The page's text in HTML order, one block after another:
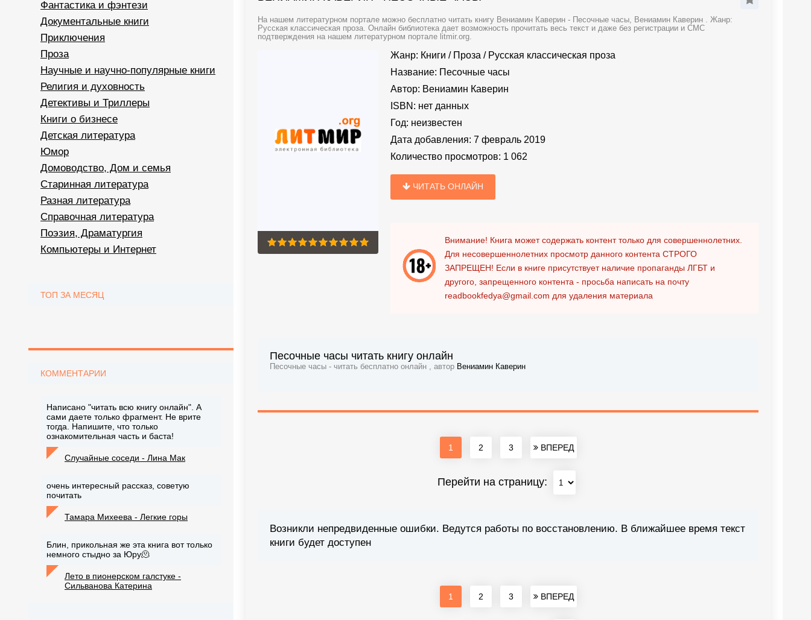
На нашем литературном портале можно бесплатно читать книгу Вениамин Каверин - Песочные часы, Вениамин Каверин . Жанр:
Русская классическая проза. Онлайн библиотека дает возможность прочитать весь текст и даже без регистрации и СМС
подтверждения на нашем литературном портале litmir.org.
Жанр: Книги / Проза / Русская классическая проза
Название: Песочные часы
Автор: Вениамин Каверин
ISBN: нет данных
Год: неизвестен
Дата добавления: 7 февраль 2019
Количество просмотров: 1 062
ЧИТАТЬ ОНЛАЙН
Внимание! Книга может содержать контент только для совершеннолетних.
Для несовершеннолетних просмотр данного контента СТРОГО
ЗАПРЕЩЕН! Если в книге присутствует наличие пропаганды ЛГБТ и
другого, запрещенного контента - просьба написать на почту
readbookfedya@gmail.com для удаления материала
Песочные часы читать книгу онлайн
Песочные часы - читать бесплатно онлайн , автор Вениамин Каверин
1 2 3 ВПЕРЕД
Перейти на страницу:
Возникли непредвиденные ошибки. Ведутся работы по восстановлению. В ближайшее время текст
книги будет доступен
1 2 3 ВПЕРЕД
Фантастика и фэнтези
Документальные книги
Приключения
Проза
Научные и научно-популярные книги
Религия и духовность
Детективы и Триллеры
Книги о бизнесе
Детская литература
Юмор
Домоводство, Дом и семья
Старинная литература
Разная литература
Справочная литература
Поэзия, Драматургия
Компьютеры и Интернет
ТОП ЗА МЕСЯЦ
КОММЕНТАРИИ
Написано "читать всю книгу онлайн". А
сами даете только фрагмент. Не врите
тогда. Напишите, что только
ознакомительная часть и баста!
Случайные соседи - Лина Мак
очень интересный рассказ, советую
почитать
Тамара Михеева - Легкие горы
Блин, прикольная же эта книга вот только
немного стыдно за Юру🫠
Лето в пионерском галстуке -
Сильванова Катерина